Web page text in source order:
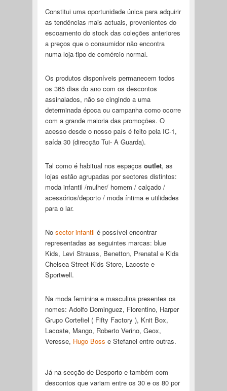
Constitui uma oportunidade única para adquirir
as tendências mais actuais, provenientes do
escoamento do stock das coleções anteriores
a preços que o consumidor não encontra
numa loja-tipo de comércio normal.
Os produtos disponíveis permanecem todos
os 365 dias do ano com os descontos
assinalados, não se cingindo a uma
determinada época ou campanha como ocorre
com a grande maioria das promoções. O
acesso desde o nosso país é feito pela IC-1,
saída 30 (direcção Tui- A Guarda).
Tal como é habitual nos espaços outlet, as
lojas estão agrupadas por sectores distintos:
moda infantil /mulher/ homem / calçado /
acessórios/deporto / moda íntima e utilidades
para o lar.
Nosector infantil é possível encontrar
representadas as seguintes marcas: blue
Kids, Levi Strauss, Benetton, Prenatal e Kids
Chelsea Street Kids Store, Lacoste e
Sportwell.
Na moda feminina e masculina presentes os
nomes: Adolfo Dominguez, Florentino, Harper
Grupo Cortefiel ( Fifty Factory ), Knit Box,
Lacoste, Mango, Roberto Verino, Geox,
Veresse, Hugo Boss e Stefanel entre outras.
Já na secção de Desporto e também com
descontos que variam entre os 30 e os 80 por